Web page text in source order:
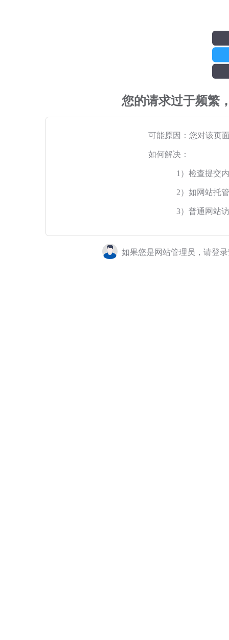
您的请求过于频繁
可能原因：您对该页
如何解决：
1）检查提交
2）如网站托
3）普通网站
如果您是网站管理员，请登